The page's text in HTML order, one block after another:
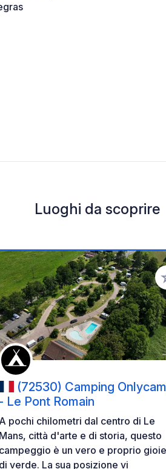
Luoghi da scoprire
preferiti
(72530) Camping
- Le Pont Romain
A pochi chilometri dal centro di Le
Mans, città d'arte e di storia, questo
campeggio è un vero e proprio
di verde. La sua posizione vi